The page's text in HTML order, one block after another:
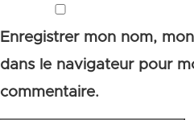
Enregistrer mon nom,
dans le navigateur pour
commentaire.